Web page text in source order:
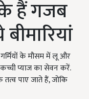
हैं गजब
के मौसम में लू और
प्याज का सेवन करें.
पाए जाते हैं, जोकि